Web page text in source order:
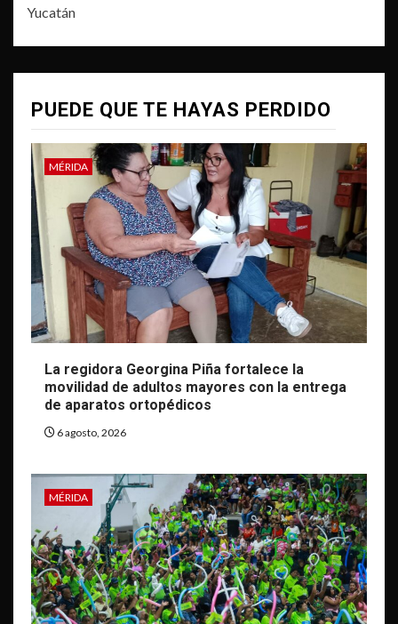
Yucatán
PUEDE QUE TE HAYAS PERDIDO
MÉRIDA
La regidora Georgina Piña fortalece la
movilidad de adultos mayores con la entrega
de aparatos ortopédicos
6 agosto, 2026
MÉRIDA